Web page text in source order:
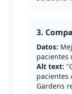
3.
Datos:
pacientes
Alt text:
pacientes
Gardens